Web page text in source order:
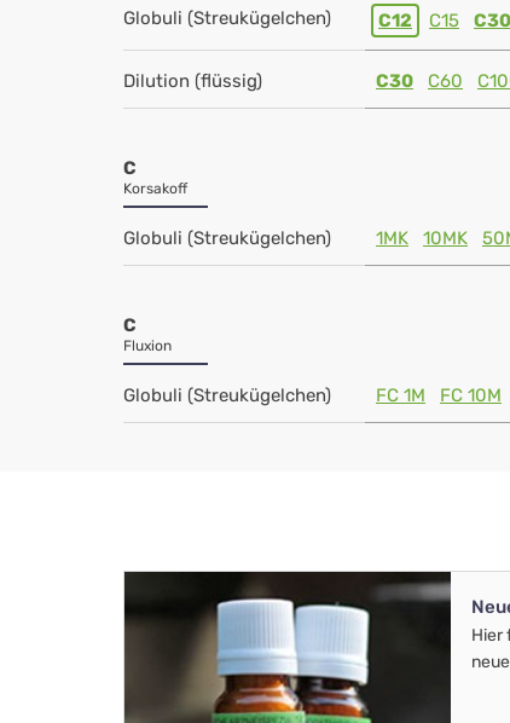
Globuli (Streukügelchen) C12 C15 C30
Dilution (flüssig) C30 C60
C
Korsakoff
Globuli (Streukügelchen) 1MK 10MK
C
Fluxion
Globuli (Streukügelchen) FC 1M FC 10M
Hier